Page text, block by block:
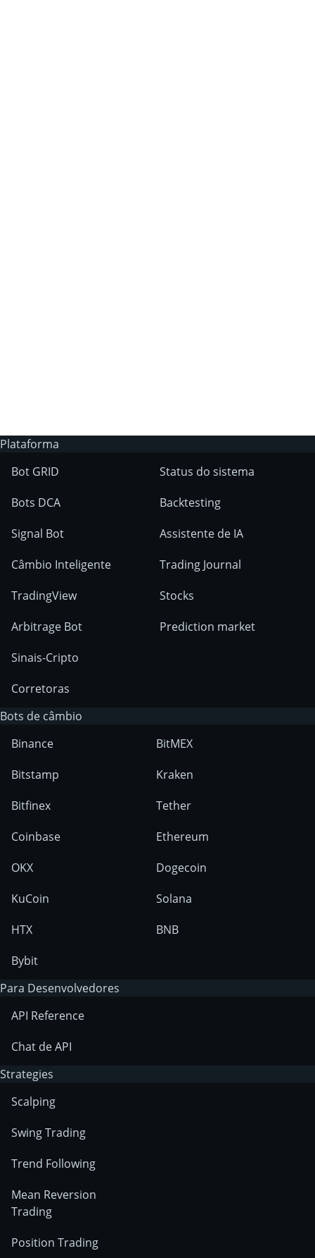
Plataforma
Bot GRID
Bots DCA
Signal Bot
Câmbio Inteligente
TradingView
Arbitrage Bot
Sinais-Cripto
Corretoras
Status do sistema
Backtesting
Assistente de IA
Trading Journal
Stocks
Prediction market
Bots de câmbio
Binance
Bitstamp
Bitfinex
Coinbase
OKX
KuCoin
HTX
Bybit
BitMEX
Kraken
Tether
Ethereum
Dogecoin
Solana
BNB
Para Desenvolvedores
API Reference
Chat de API
Strategies
Scalping
Swing Trading
Trend Following
Mean Reversion
Trading
Position Trading